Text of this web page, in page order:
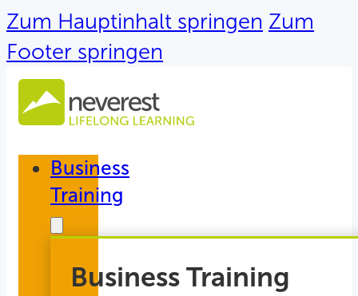
Zum Hauptinhalt springen Zum
Footer springen
Business
Training
Business Training